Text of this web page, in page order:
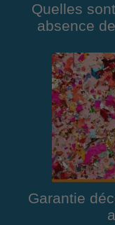
Quelles
absence
Garantie